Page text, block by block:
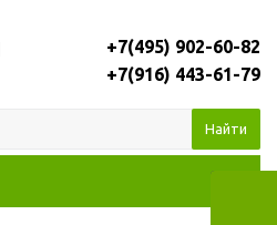
+7(495) 902-60-82
+7(916) 443-61-79
Найти